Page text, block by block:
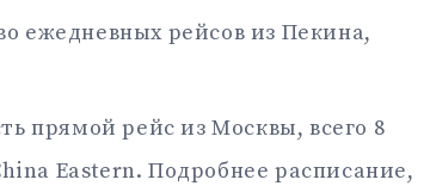
ежедневных рейсов из Пекина,
прямой рейс из Москвы, всего 8
Eastern. Подробнее расписание,